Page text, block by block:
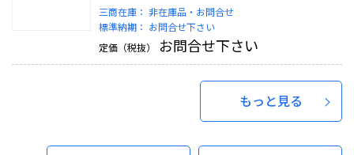
三商在庫： 非在庫品・お問合せ
標準納期： お問合せ下さい
定価（税抜）
お問合せ下さい
もっと見る